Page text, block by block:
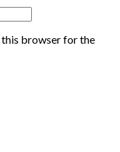
this browser for the